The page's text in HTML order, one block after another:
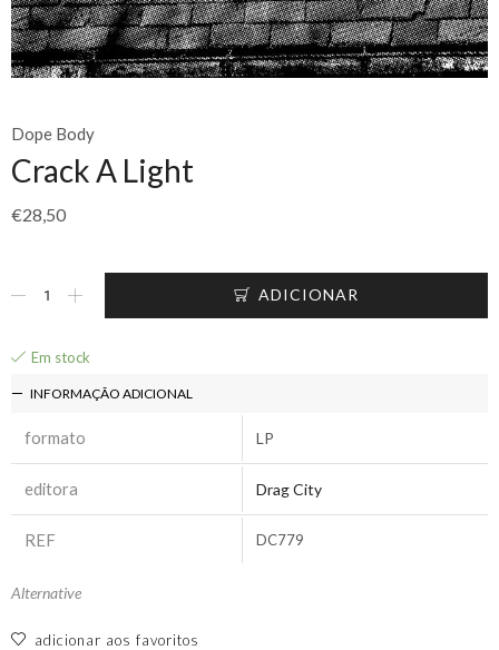
Dope Body
Crack A Light
€28,50
ADICIONAR
Em stock
INFORMAÇÃO ADICIONAL
formato LP
editora Drag City
REF DC779
Alternative
adicionar aos favoritos